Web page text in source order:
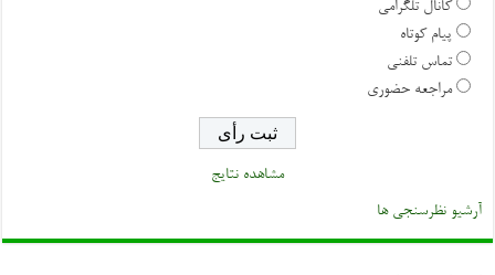
کانال تلگرامی
پیام کوتاه
تماس تلفنی
مراجعه حضوری
مشاهده نتایج
آرشیو نظرسنجی ها